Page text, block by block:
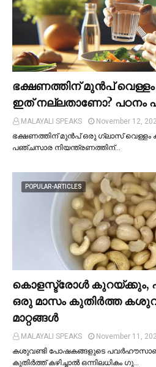
ഭക്ഷണത്തിന് മുന്‍പ്
ഇത് നല്ലതാണോ? പഠനം
MALAYALI SPEAKS
November 12,
ഭക്ഷണത്തിന് മുന്‍പ് ഒരു ഗ്ലാസ് വെള്ളം
പഞ്ചസാര നിയന്ത്രണത്തിന്…
POPULAR-ARTICLES
കൊളസ്ട്രോള്‍ കുറയ്ക്കും,
ഒരു മാസം കുതിര്‍ത്ത
മാറ്റങ്ങള്‍
MALAYALI SPEAKS
November 11,
കശുവണ്ടി പോഷകങ്ങളുടെ
കുതിർത്ത് കഴിച്ചാല്‍ ഒന്നിലധികം ഗു…